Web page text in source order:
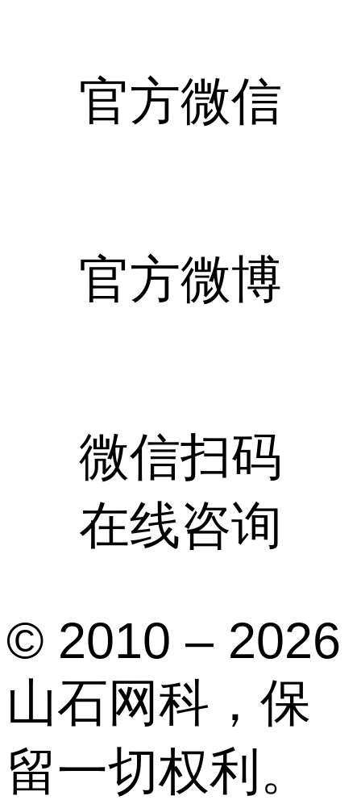
官方微信
官方微博
微信扫码
在线咨询
© 2010 – 2026
山石网科，保
留一切权利。